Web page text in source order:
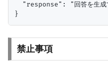
"response": "回答を生成
禁止事項